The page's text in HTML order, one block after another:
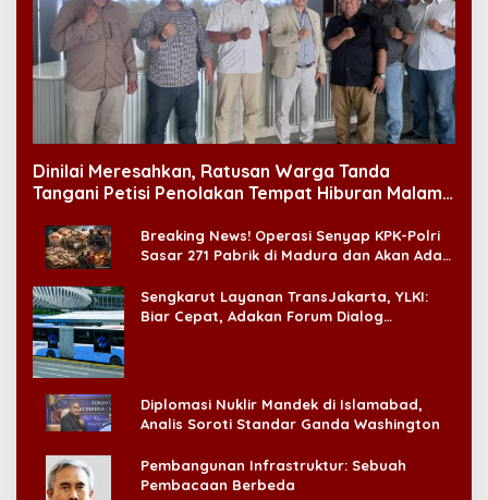
Dinilai Meresahkan, Ratusan Warga Tanda
Tangani Petisi Penolakan Tempat Hiburan Malam
Breaking News! Operasi Senyap KPK-Polri
Sasar 271 Pabrik di Madura dan Akan Ada
Sengkarut Layanan TransJakarta, YLKI:
Biar Cepat, Adakan Forum Dialog
Diplomasi Nuklir Mandek di Islamabad,
Analis Soroti Standar Ganda Washington
Pembangunan Infrastruktur: Sebuah
Pembacaan Berbeda